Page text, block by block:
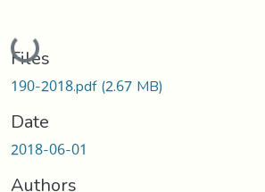
Loading...
Files
190-2018.pdf(2.67 MB)
Date
2018-06-01
Authors